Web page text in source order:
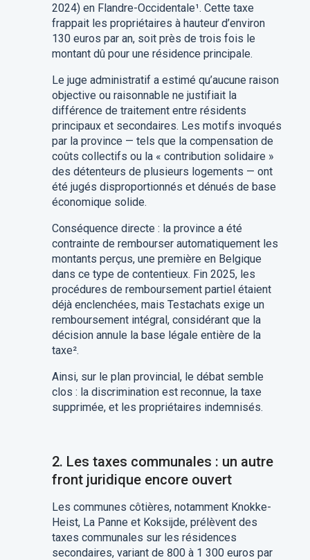
2024) en Flandre-Occidentale¹. Cette taxe
frappait les propriétaires à hauteur d’environ
130 euros par an, soit près de trois fois le
montant dû pour une résidence principale.
Le juge administratif a estimé qu’aucune raison
objective ou raisonnable ne justifiait la
différence de traitement entre résidents
principaux et secondaires. Les motifs invoqués
par la province — tels que la compensation de
coûts collectifs ou la « contribution solidaire »
des détenteurs de plusieurs logements — ont
été jugés disproportionnés et dénués de base
économique solide.
Conséquence directe : la province a été
contrainte de rembourser automatiquement les
montants perçus, une première en Belgique
dans ce type de contentieux. Fin 2025, les
procédures de remboursement partiel étaient
déjà enclenchées, mais Testachats exige un
remboursement intégral, considérant que la
décision annule la base légale entière de la
taxe².
Ainsi, sur le plan provincial, le débat semble
clos : la discrimination est reconnue, la taxe
supprimée, et les propriétaires indemnisés.
2. Les taxes communales : un autre
front juridique encore ouvert
Les communes côtières, notamment Knokke-
Heist, La Panne et Koksijde, prélèvent des
taxes communales sur les résidences
secondaires, variant de 800 à 1 300 euros par